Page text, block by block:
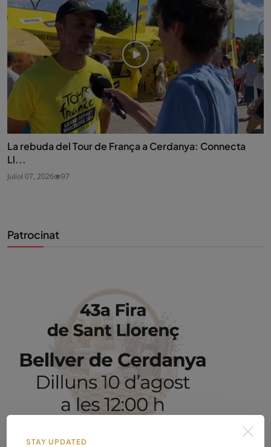
La rebuda del Tour de França a Cerdanya: Connecta
Ll...
Juliol 07, 2026 97
Patrocinat
STAY UPDATED